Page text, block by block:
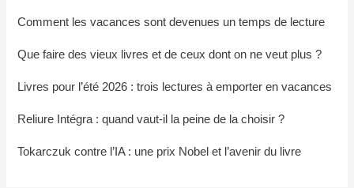
Comment les vacances sont devenues un temps de lecture
Que faire des vieux livres et de ceux dont on ne veut plus ?
Livres pour l’été 2026 : trois lectures à emporter en vacances
Reliure Intégra : quand vaut-il la peine de la choisir ?
Tokarczuk contre l’IA : une prix Nobel et l’avenir du livre